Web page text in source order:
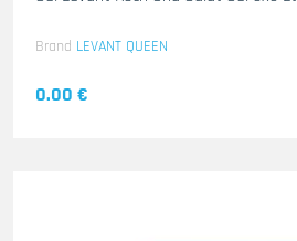
Brand LEVANT QUEEN
0.00 €